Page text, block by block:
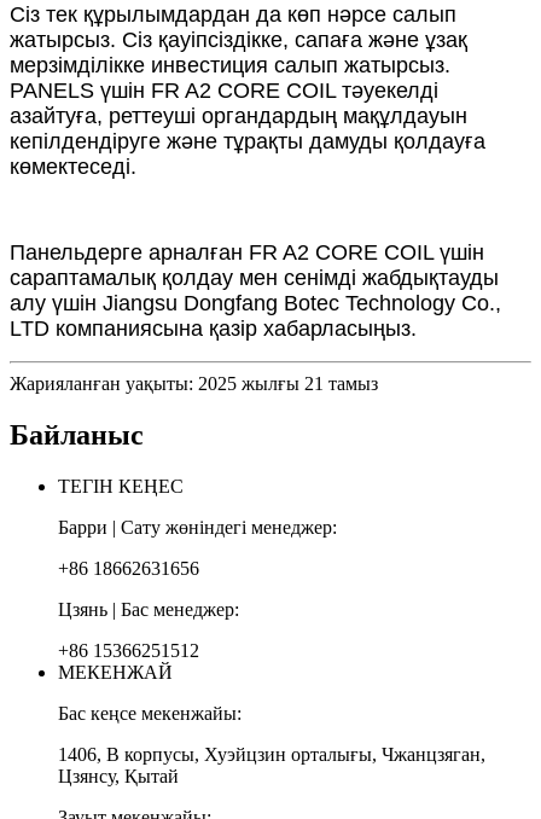
Сіз тек құрылымдардан да көп нәрсе салып
жатырсыз. Сіз қауіпсіздікке, сапаға және ұзақ
мерзімділікке инвестиция салып жатырсыз.
PANELS үшін FR A2 CORE COIL тәуекелді
азайтуға, реттеуші органдардың мақұлдауын
кепілдендіруге және тұрақты дамуды қолдауға
көмектеседі.
Панельдерге арналған FR A2 CORE COIL үшін
сараптамалық қолдау мен сенімді жабдықтауды
алу үшін Jiangsu Dongfang Botec Technology Co.,
LTD компаниясына қазір хабарласыңыз.
Жарияланған уақыты: 2025 жылғы 21 тамыз
Байланыс
ТЕГІН КЕҢЕС
Барри | Сату жөніндегі менеджер:
+86 18662631656
Цзянь | Бас менеджер:
+86 15366251512
МЕКЕНЖАЙ
Бас кеңсе мекенжайы:
1406, В корпусы, Хуэйцзин орталығы, Чжанцзяган,
Цзянсу, Қытай